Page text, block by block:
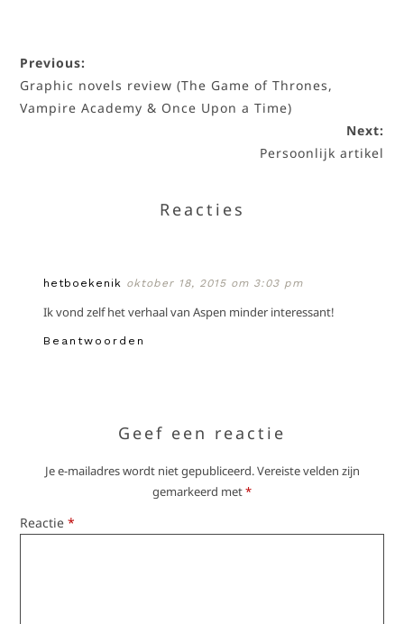
Previous:
Graphic novels review (The Game of Thrones,
Vampire Academy & Once Upon a Time)
Next:
Persoonlijk artikel
Reacties
hetboekenik oktober 18, 2015 om 3:03 pm
Ik vond zelf het verhaal van Aspen minder interessant!
Beantwoorden
Geef een reactie
Je e-mailadres wordt niet gepubliceerd.Vereiste velden zijn
gemarkeerd met*
Reactie*